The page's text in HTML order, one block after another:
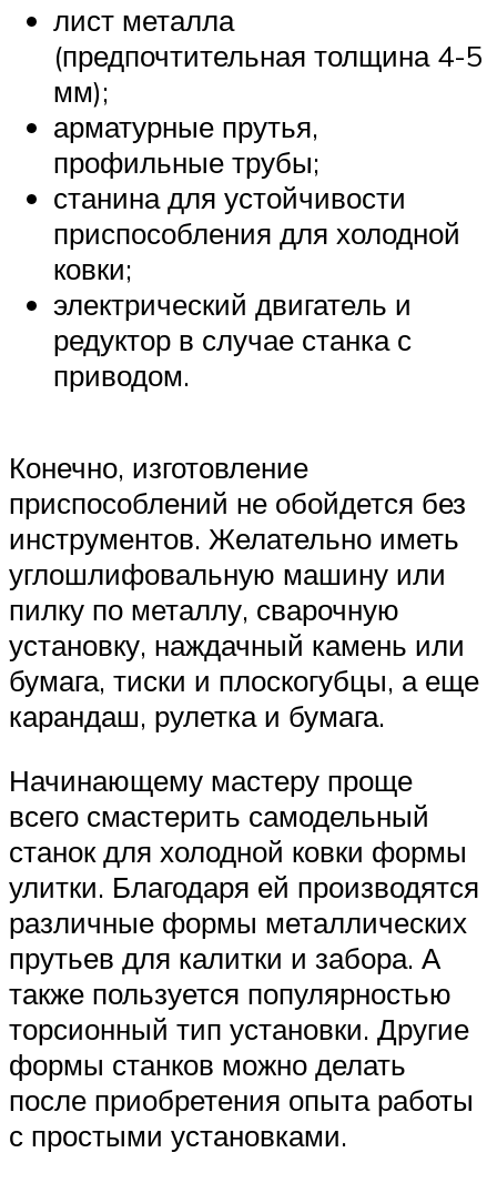
лист металла
(предпочтительная толщина 4-5
мм);
арматурные прутья,
профильные трубы;
станина для устойчивости
приспособления для холодной
ковки;
электрический двигатель и
редуктор в случае станка с
приводом.
Конечно, изготовление
приспособлений не обойдется без
инструментов. Желательно иметь
углошлифовальную машину или
пилку по металлу, сварочную
установку, наждачный камень или
бумага, тиски и плоскогубцы, а еще
карандаш, рулетка и бумага.
Начинающему мастеру проще
всего смастерить самодельный
станок для холодной ковки формы
улитки. Благодаря ей производятся
различные формы металлических
прутьев для калитки и забора. А
также пользуется популярностью
торсионный тип установки. Другие
формы станков можно делать
после приобретения опыта работы
с простыми установками.